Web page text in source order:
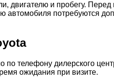
двигателю и пробегу.
автомобиля потребуются
по телефону дилерского
ожидания при визите.